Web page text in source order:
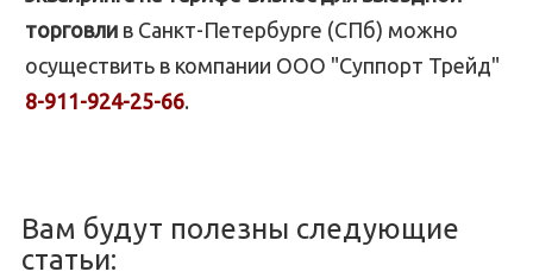
торговли в Санкт-Петербурге (СПб) можно
осуществить в компании ООО "Суппорт Трейд"
8-911-924-25-66.
Вам будут полезны следующие
статьи: